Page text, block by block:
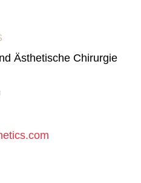
Ästhetische Chirurgie